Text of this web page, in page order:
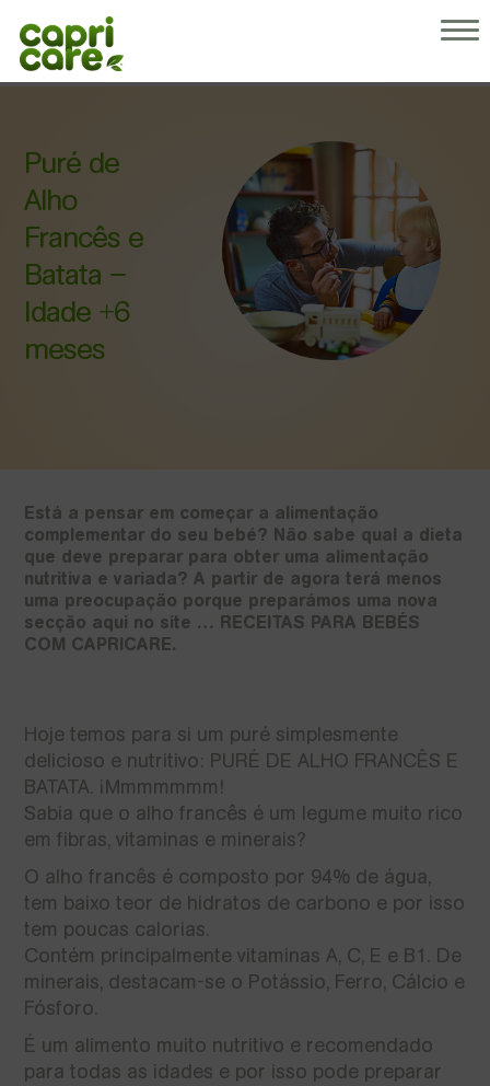
Porquê Capricare
Os nossos produtos
As nossas receitas
Puré de
Alho
Francês e
Batata –
Idade +6
meses
Está a pensar em começar a alimentação
complementar do seu bebé? Não sabe qual a dieta
que deve preparar para obter uma alimentação
nutritiva e variada? A partir de agora terá menos
uma preocupação porque preparámos uma nova
secção aqui no site … RECEITAS PARA BEBÉS
COM CAPRICARE.
Hoje temos para si um puré simplesmente
delicioso e nutritivo: PURÉ DE ALHO FRANCÊS E
BATATA. ¡Mmmmmmm!
Sabia que o alho francês é um legume muito rico
em fibras, vitaminas e minerais?
O alho francês é composto por 94% de água,
tem baixo teor de hidratos de carbono e por isso
tem poucas calorias.
Contém principalmente vitaminas A, C, E e B1. De
minerais, destacam-se o Potássio, Ferro, Cálcio e
Fósforo.
É um alimento muito nutritivo e recomendado
para todas as idades e por isso pode preparar